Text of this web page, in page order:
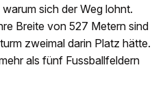
sich der Weg lohnt.
Breite von 527 Metern sind
zweimal darin Platz hätte.
als fünf Fussballfeldern